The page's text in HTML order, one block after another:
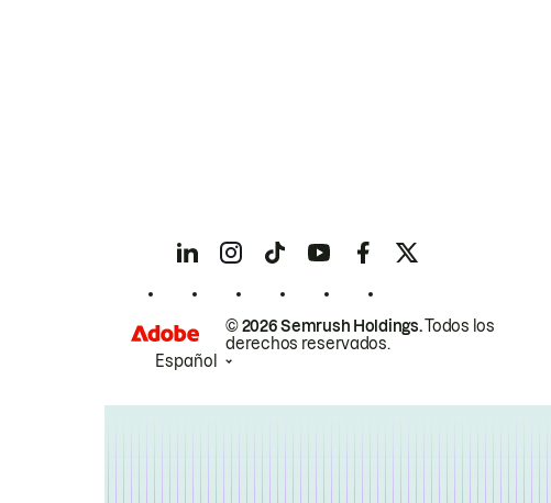
© 2026 Semrush Holdings.Todos los
derechos reservados.
Español